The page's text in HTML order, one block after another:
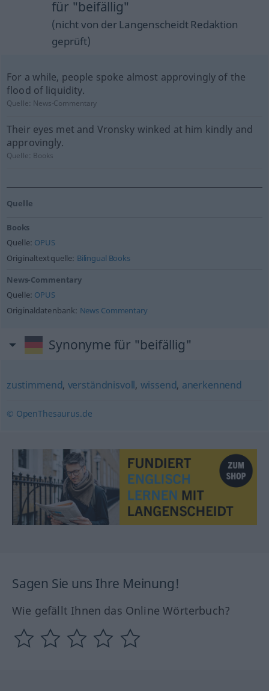
für "beifällig"
(nicht von der Langenscheidt Redaktion
geprüft)
For a while, people spoke almost approvingly of the
flood of liquidity.
Quelle: News-Commentary
Their eyes met and Vronsky winked at him kindly and
approvingly.
Quelle: Books
Quelle
Books
Quelle: OPUS
Originaltextquelle: Bilingual Books
News-Commentary
Quelle: OPUS
Originaldatenbank: News Commentary
Synonyme für "beifällig"
zustimmend, verständnisvoll, wissend, anerkennend
© OpenThesaurus.de
Sagen Sie uns Ihre Meinung!
Wie gefällt Ihnen das Online Wörterbuch?